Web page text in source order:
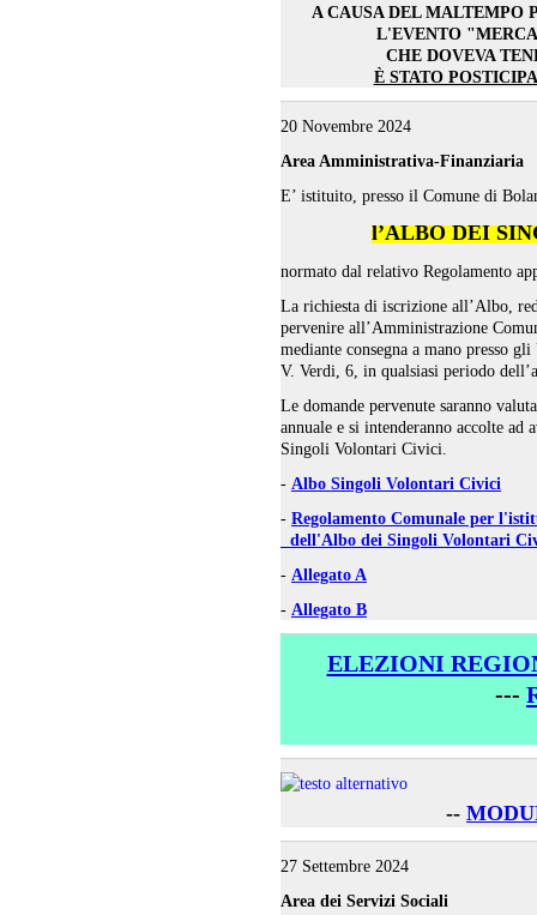
A CAUSA DEL MALTEMPO
L'EVENTO
CHE DOVEVA
È STATO
20 Novembre 2024
Area Amministrativa-Finanziaria
E’ istituito, presso il Comune di
l’ALBO DEI
normato dal relativo Regolamento
La richiesta di iscrizione all’Albo,
pervenire all’Amministrazione
mediante consegna a mano presso
V. Verdi, 6, in qualsiasi periodo
Le domande pervenute saranno
annuale e si intenderanno accolte
Singoli Volontari Civici.
- Albo Singoli Volontari Civici
- Regolamento Comunale per
dell'Albo dei Singoli Volontari
- Allegato A
- Allegato B
ELEZIONI
---
--
27 Settembre 2024
Area dei Servizi Sociali